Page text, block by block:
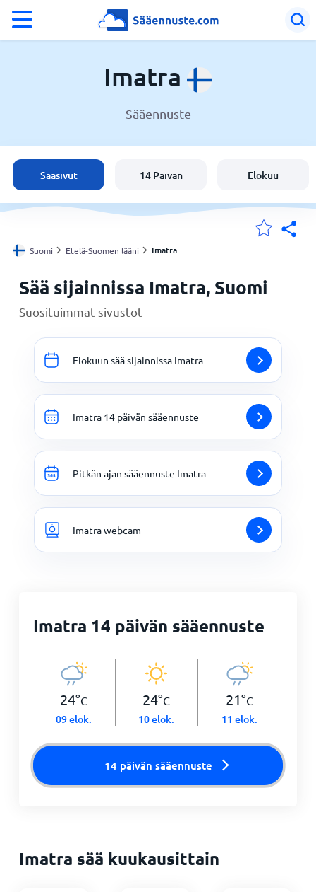
Suomi
Sijaintini
Koti
Imatra
Sääennuste
Sääsivut 14 Päivän Elokuu
Suomi Etelä-Suomen lääni Imatra
Sää sijainnissa Imatra, Suomi
Suosituimmat sivustot
Elokuun sää sijainnissa Imatra
Imatra 14 päivän sääennuste
Pitkän ajan sääennuste Imatra
Imatra webcam
Imatra 14 päivän sääennuste
24°C
09 elok.
24°C
10 elok.
21°C
11 elok.
14 päivän sääennuste
Imatra sää kuukausittain